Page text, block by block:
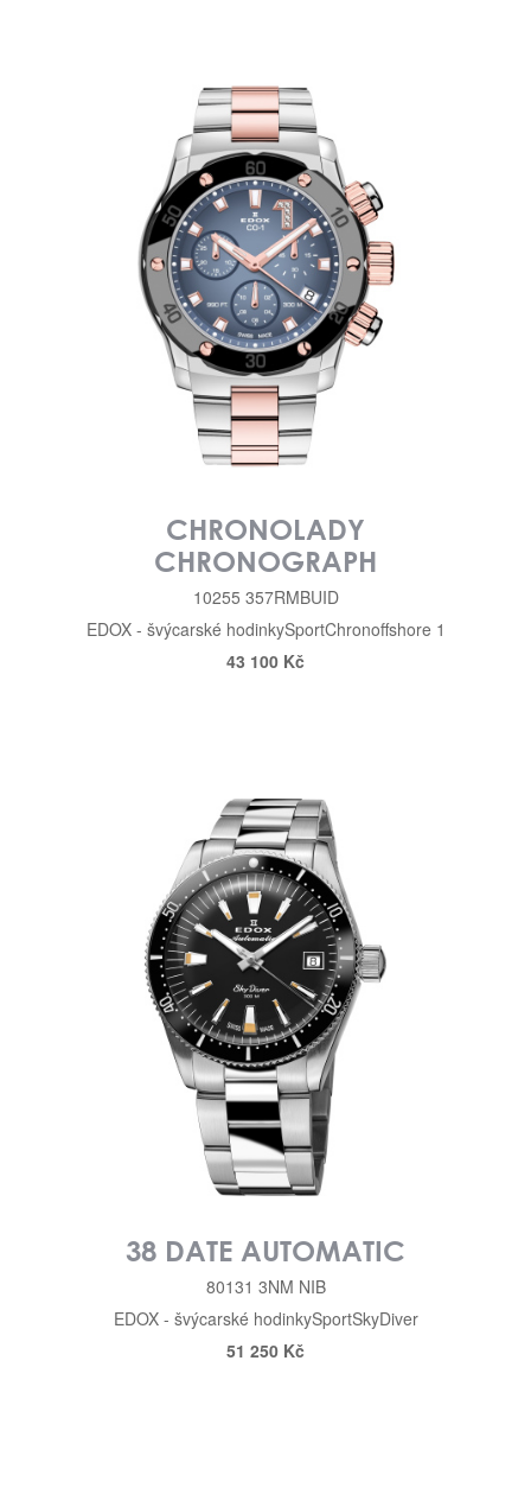
CHRONOLADY
CHRONOGRAPH
10255 357RMBUID
EDOX - švýcarské hodinkySportChronoffshore 1
43 100 Kč
38 DATE AUTOMATIC
80131 3NM NIB
EDOX - švýcarské hodinkySportSkyDiver
51 250 Kč